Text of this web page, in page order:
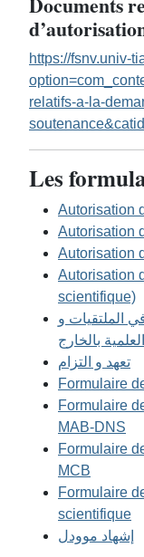
https://fsnv.univ-
relatifs-a-la-
Les
Autorisation
Autorisation
Autorisation
scientifique)
الملتقيات و
بالخارج
تعهد و التزام
Formulaire
Formulaire
MAB-DNS
Formulaire
MCB
Formulaire
scientifique
إشهاد موودل